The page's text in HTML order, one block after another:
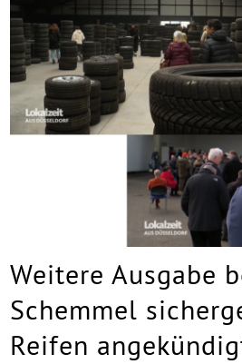
Weitere Ausgabe
Schemmel
Reifen